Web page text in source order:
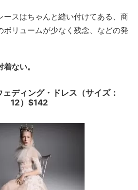
ースはちゃんと縫い付けてある、商
ボリュームが少なく残念、などの発
ない。
ディング・ドレス（サイズ：
12）$142